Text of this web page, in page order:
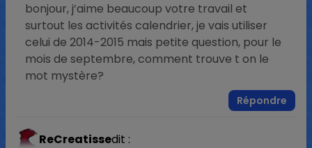
bonjour, j’aime beaucoup votre travail et
surtout les activités calendrier, je vais utiliser
celui de 2014-2015 mais petite question, pour le
mois de septembre, comment trouve t on le
mot mystère?
Répondre
ReCreatissedit :